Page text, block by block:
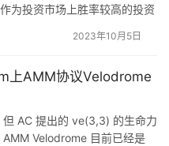
为投资市场上胜率较高的投资
风险收益」。而币安将这种
2023年10月5日
上AMM协议Velodrome
AC 提出的 ve(3,3) 的生命力
Velodrome 目前已经是